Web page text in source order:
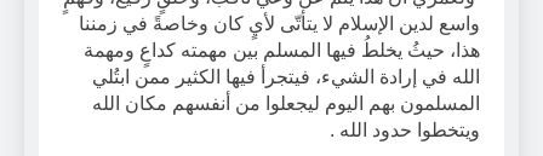
واسع لدين الإسلام لا يتأتّى لأيٍ كان وخاصةً في زمننا
هذا، حيثُ يخلطُ فيها المسلم بين مهمته كداعٍ ومهمة
الله في إرادة الشيء، فيتجرأ فيها الكثير ممن ابتُلي
المسلمون بهم اليوم ليجعلوا من أنفسهم مكان الله
ويتخطوا حدود الله .